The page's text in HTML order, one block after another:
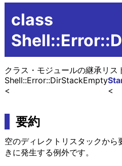
class
クラス・モジュールの継承リス
Shell::Error::DirStackEmpty
要約
空のディレクトリスタックから
きに発生する例外です。